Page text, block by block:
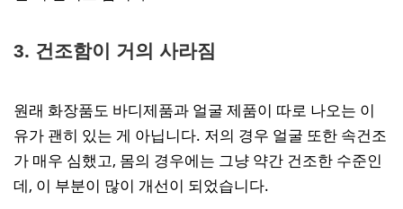
3. 건조함이 거의 사라짐
원래 화장품도 바디제품과 얼굴 제품이 따로 나오는 이
유가 괜히 있는 게 아닙니다. 저의 경우 얼굴 또한 속건조
가 매우 심했고, 몸의 경우에는 그냥 약간 건조한 수준인
데, 이 부분이 많이 개선이 되었습니다.